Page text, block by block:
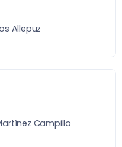
Allepuz
Campillo